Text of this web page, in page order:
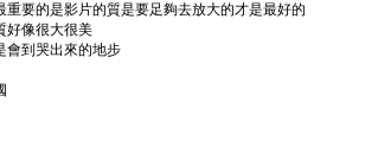
要的是影片的質是要足夠去放大的才是最好的
好像很大很美
會到哭出來的地步